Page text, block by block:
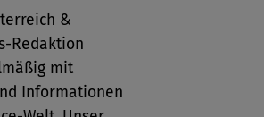
&
Redaktion
mit
Informationen